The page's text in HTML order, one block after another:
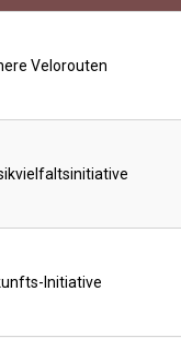
Velorouten
Initiative